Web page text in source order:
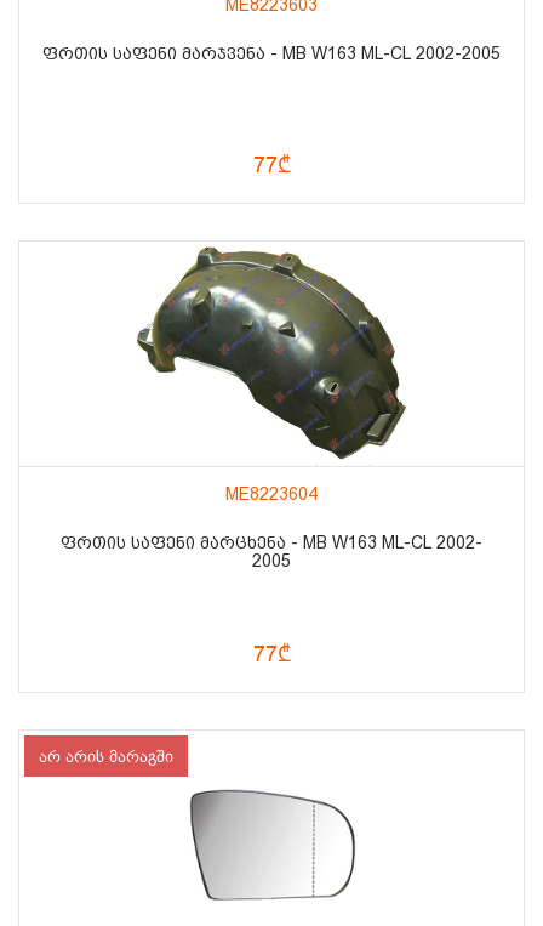
ME8223603
ᲤᲠᲗᲘᲡ ᲡᲐᲤᲔᲜᲘ ᲛᲐᲠᲯᲕᲔᲜᲐ - MB W163 ML-CL 2002-2005
77₾
ME8223604
ᲤᲠᲗᲘᲡ ᲡᲐᲤᲔᲜᲘ ᲛᲐᲠᲪᲮᲔᲜᲐ - MB W163 ML-CL 2002-
2005
77₾
არ არის მარაგში